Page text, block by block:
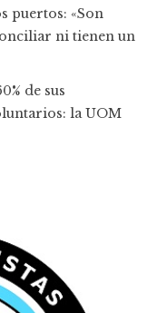
puertos: «Son
ni tienen un
de sus
la UOM